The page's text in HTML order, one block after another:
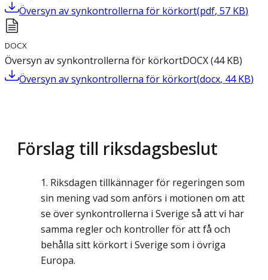
Översyn av synkontrollerna för körkort(pdf, 57 KB)
DOCX
Översyn av synkontrollerna för körkortDOCX(44 KB)
Översyn av synkontrollerna för körkort(docx, 44 KB)
Förslag till riksdagsbeslut
Riksdagen tillkännager för regeringen som
sin mening vad som anförs i motionen om att
se över synkontrollerna i Sverige så att vi har
samma regler och kontroller för att få och
behålla sitt körkort i Sverige som i övriga
Europa.